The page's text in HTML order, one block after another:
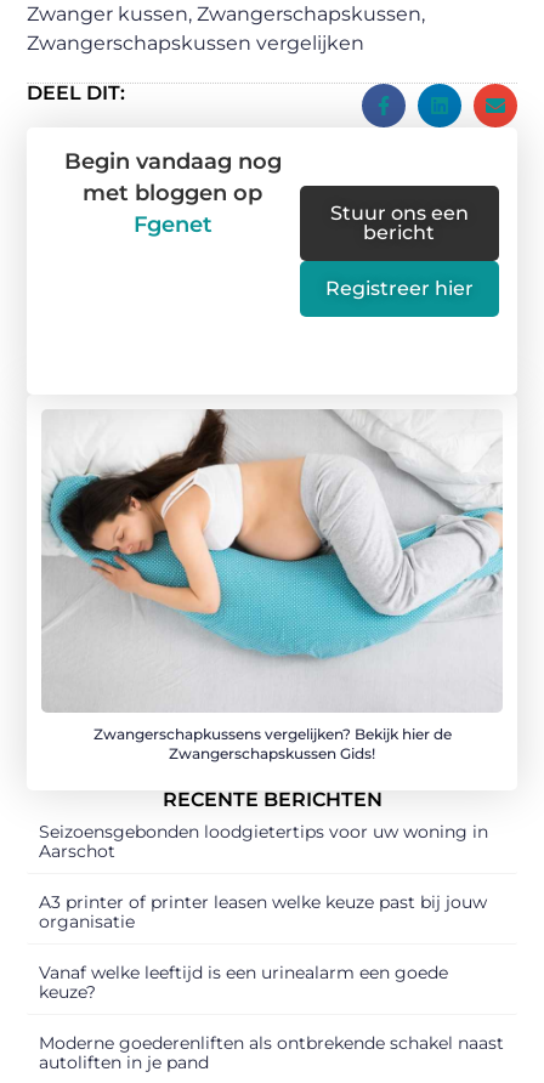
Zwanger kussen,Zwangerschapskussen,
Zwangerschapskussen vergelijken
DEEL DIT:
Zwangerschapkussens vergelijken? Bekijk hier de
Zwangerschapskussen Gids!
RECENTE BERICHTEN
Seizoensgebonden loodgietertips voor uw woning in
Aarschot
A3 printer of printer leasen welke keuze past bij jouw
organisatie
Vanaf welke leeftijd is een urinealarm een goede
keuze?
Moderne goederenliften als ontbrekende schakel naast
autoliften in je pand
Begin vandaag nog
met bloggen op
Fgenet
Stuur ons een
bericht
Registreer hier